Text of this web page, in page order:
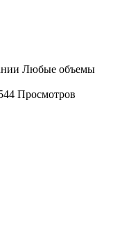
Любые объемы
Просмотров